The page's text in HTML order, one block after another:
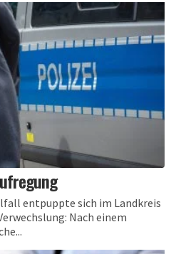
entpuppte sich im Landkreis
Nach einem